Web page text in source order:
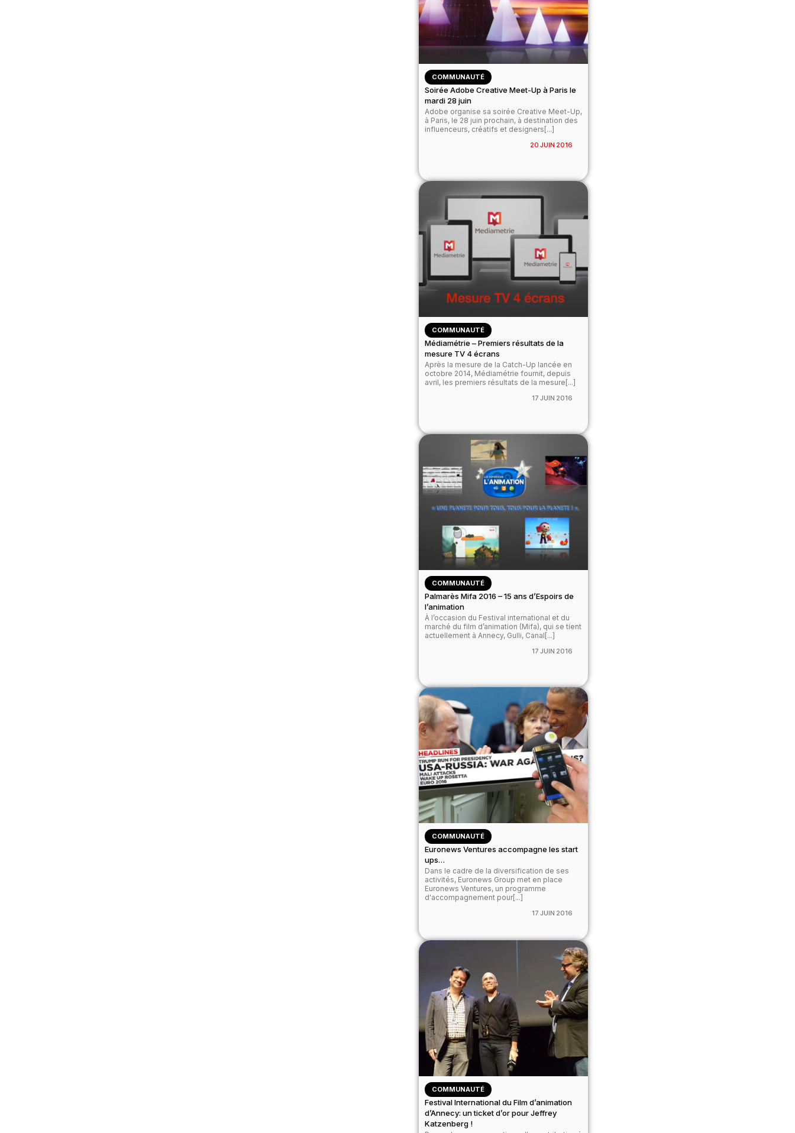
COMMUNAUTÉ
Soirée Adobe Creative Meet-Up à Paris le
mardi 28 juin
Adobe organise sa soirée Creative Meet-Up,
à Paris, le 28 juin prochain, à destination des
influenceurs, créatifs et designers[...]
20 JUIN 2016
COMMUNAUTÉ
Médiamétrie – Premiers résultats de la
mesure TV 4 écrans
Après la mesure de la Catch-Up lancée en
octobre 2014, Médiamétrie fournit, depuis
avril, les premiers résultats de la mesure[...]
17 JUIN 2016
COMMUNAUTÉ
Palmarès Mifa 2016 – 15 ans d’Espoirs de
l’animation
À l’occasion du Festival international et du
marché du film d’animation (Mifa), qui se tient
actuellement à Annecy, Gulli, Canal[...]
17 JUIN 2016
COMMUNAUTÉ
Euronews Ventures accompagne les start
ups…
Dans le cadre de la diversification de ses
activités, Euronews Group met en place
Euronews Ventures, un programme
d'accompagnement pour[...]
17 JUIN 2016
COMMUNAUTÉ
Festival International du Film d’animation
d’Annecy: un ticket d’or pour Jeffrey
Katzenberg !